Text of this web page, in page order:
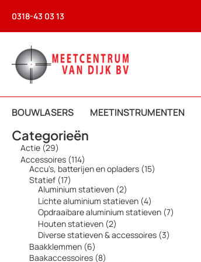
naar
de
inhoud
0318-43 03 13
BOUWLASERS MEETINSTRUMENTEN
Categorieën
Actie 292
9
p
r
o
d
u
c
t
e
n
Accessoires 1141
1
4
p
r
o
d
u
c
e
Accu's, batterijen en opladers 151
5
d
c
Statief 171
7
p
r
o
d
u
c
t
Aluminium statieven 22
p
r
o
u
Lichte aluminium statieven 44
p
r
d
Opdraaibare aluminium statieven 77
p
Houten statieven 22
p
r
Diverse statieven & accessoires 33
p
Baakklemmen 66
p
Baakaccessoires 88